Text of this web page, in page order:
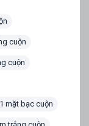
cuộn
cuộn
mặt bạc cuộn